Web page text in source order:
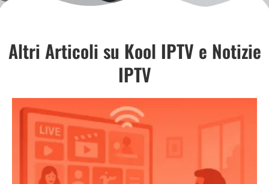
Altri Articoli su Kool IPTV e Notizie
IPTV